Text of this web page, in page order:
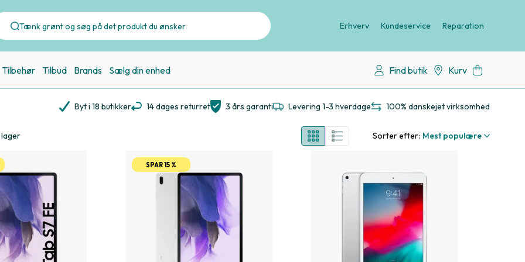
Erhverv Kundeservice Reparation
Tilbehør Tilbud Brands Sælg din enhed Find butik Kurv
Byt i 18 butikker 14 dages returret 3 års garanti Levering 1-3 hverdage 100% danskejet virksomhed
Sorter efter: Mest populære
SPAR 15 %